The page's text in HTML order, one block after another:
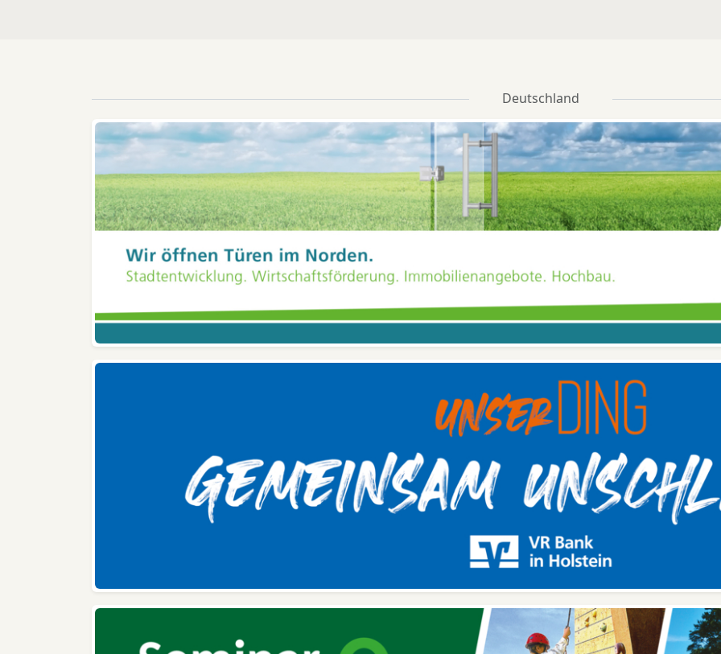
Deutschland